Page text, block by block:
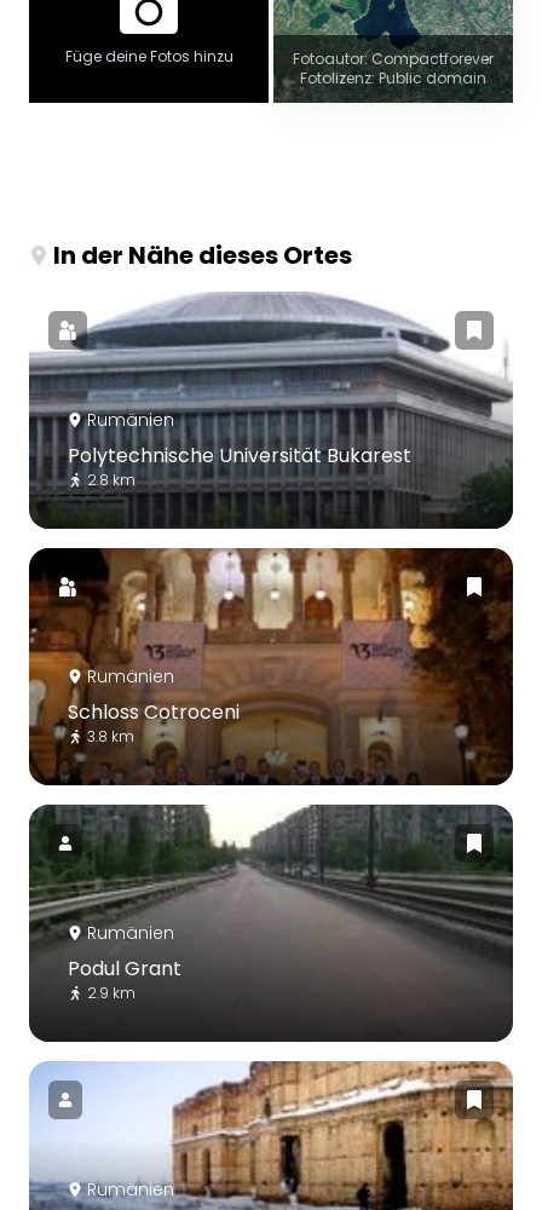
Füge deine Fotos hinzu
Fotoautor: Compactforever
Fotolizenz: Public domain
In der Nähe dieses Ortes
Rumänien
Polytechnische Universität Bukarest
2.8 km
Rumänien
Schloss Cotroceni
3.8 km
Rumänien
Podul Grant
2.9 km
Rumänien